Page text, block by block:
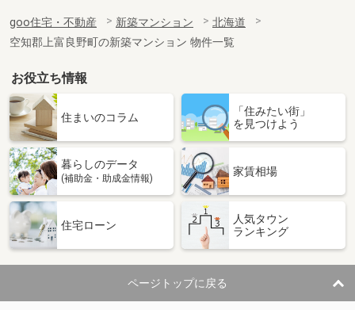
goo住宅・不動産 新築マンション
北海道
空知郡上富良野町の新築マンション 物件一覧
お役立ち情報
住まいのコラム
「住みたい街」
を見つけよう
暮らしのデータ
(補助金・助成金情報)
家賃相場
住宅ローン
人気タウン
ランキング
ページトップに戻る